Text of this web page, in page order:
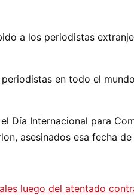
a los periodistas
en todo el
Día Internacional para
asesinados esa fecha
luego del atentado